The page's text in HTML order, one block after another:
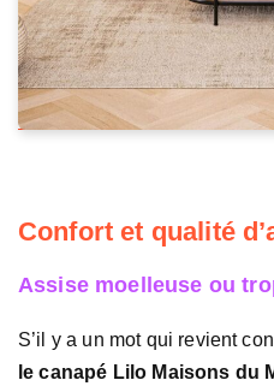
Confort et qualité
Assise moelleuse ou
S’il y a un mot qui revient
le canapé Lilo Maisons du